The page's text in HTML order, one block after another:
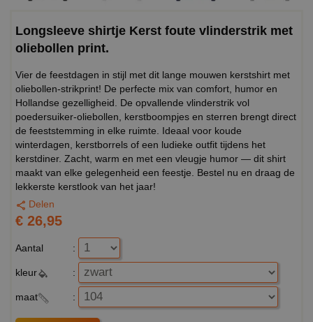
Longsleeve shirtje Kerst foute vlinderstrik met
oliebollen print.
Vier de feestdagen in stijl met dit lange mouwen kerstshirt met
oliebollen-strikprint! De perfecte mix van comfort, humor en
Hollandse gezelligheid. De opvallende vlinderstrik vol
poedersuiker-oliebollen, kerstboompjes en sterren brengt direct
de feeststemming in elke ruimte. Ideaal voor koude
winterdagen, kerstborrels of een ludieke outfit tijdens het
kerstdiner. Zacht, warm en met een vleugje humor — dit shirt
maakt van elke gelegenheid een feestje. Bestel nu en draag de
lekkerste kerstlook van het jaar!
Delen
€ 26,95
Aantal :
kleur :
maat :